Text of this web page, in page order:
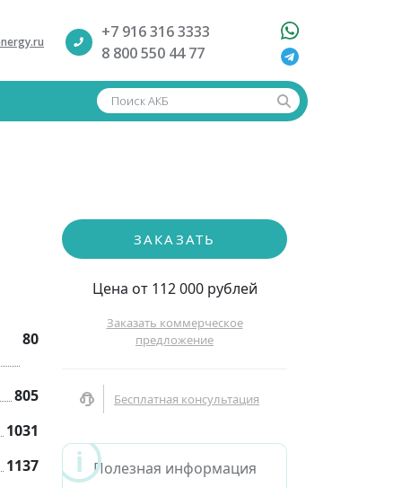
+7 916 316 3333
8 800 550 44 77
Поиск АКБ
80
805
1031
1137
ЗАКАЗАТЬ
Цена от 112 000 рублей
Заказать коммерческое
предложение
Бесплатная консультация
Полезная информация